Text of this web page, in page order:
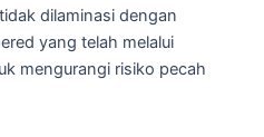
dilaminasi dengan
yang telah melalui
mengurangi risiko pecah